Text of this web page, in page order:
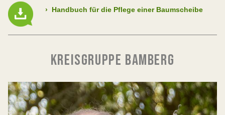
› Handbuch für die Pflege einer Baumscheibe
KREISGRUPPE BAMBERG